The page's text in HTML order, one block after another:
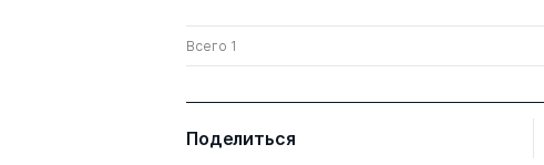
Всего 1
Поделиться